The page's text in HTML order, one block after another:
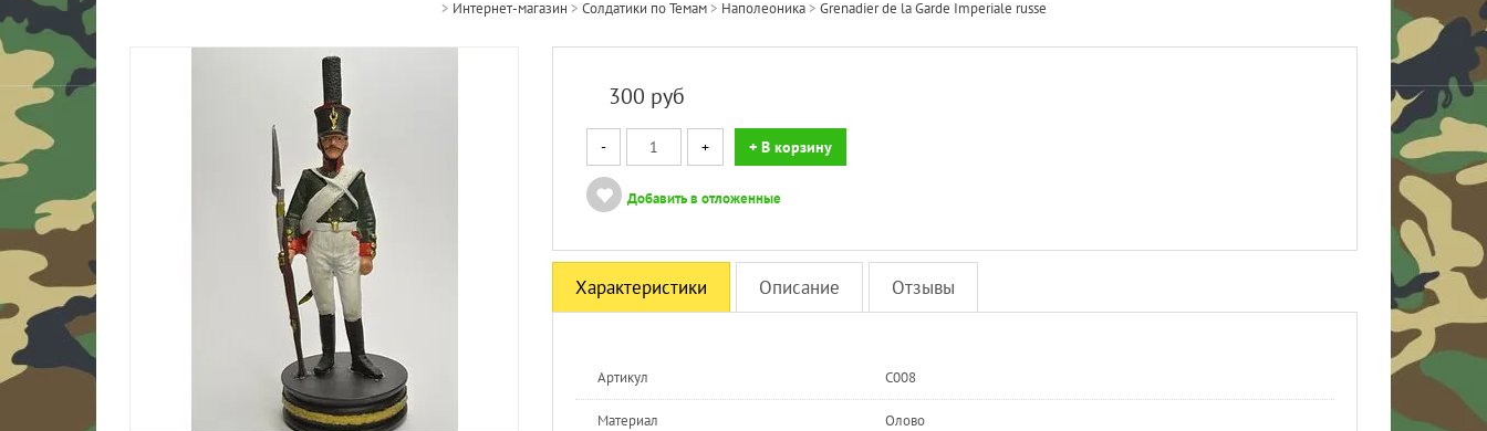
> Интернет-магазин > Солдатики по Темам> Наполеоника> Grenadier de la Garde Imperiale russe
300 руб
- + + В корзину
Добавить в отложенные
Характеристики Описание Отзывы
Артикул C008
Материал Олово